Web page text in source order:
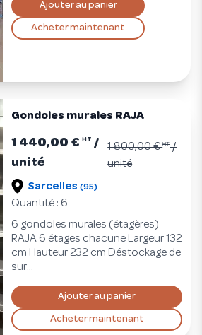
Ajouter au panier
Acheter maintenant
Gondoles murales RAJA
1 440,00 € HT
/
unité
1 800,00 €HT/
unité
Sarcelles (95)
Quantité : 6
6 gondoles murales (étagères)
RAJA 6 étages chacune Largeur 132
cm Hauteur 232 cm Déstockage de
sur...
Ajouter au panier
Acheter maintenant